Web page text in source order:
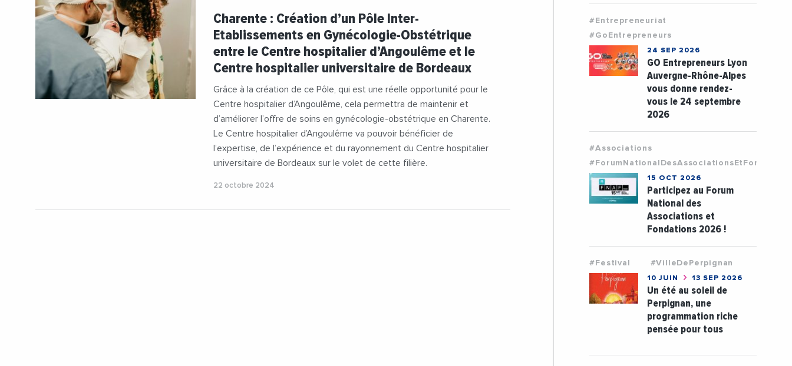
Charente : Création d’un Pôle Inter-
Etablissements en Gynécologie-Obstétrique
entre le Centre hospitalier d’Angoulême et le
Centre hospitalier universitaire de Bordeaux
Grâce à la création de ce Pôle, qui est une réelle opportunité pour le
Centre hospitalier d’Angoulême, cela permettra de maintenir et
d’améliorer l’offre de soins en gynécologie-obstétrique en Charente.
Le Centre hospitalier d’Angoulême va pouvoir bénéficier de
l’expertise, de l’expérience et du rayonnement du Centre hospitalier
universitaire de Bordeaux sur le volet de cette filière.
22 octobre 2024
#Entrepreneuriat
#GoEntrepreneurs
24 SEP 2026
GO Entrepreneurs Lyon
Auvergne-Rhône-Alpes
vous donne rendez-
vous le 24 septembre
2026
#Associations
15 OCT 2026
Participez au Forum
National des
Associations et
Fondations 2026 !
#Festival #VilleDePerpignan
10 JUIN 13 SEP 2026
Un été au soleil de
Perpignan, une
programmation riche
pensée pour tous